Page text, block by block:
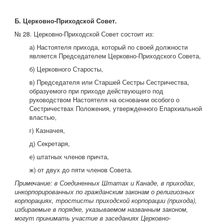
Б. Церковно-Приходской Совет.
№ 28. Церковно-Приходской Совет состоит из:
а) Настоятеля прихода, который по своей должности
является Председателем Церковно-Приходского Совета,
б) Церковного Старосты,
в) Председателя или Старшей Сестры Сестричества,
образуемого при приходе действующего под
руководством Настоятеля на основании особого о
Сестричествах Положения, утвержденного Епархиальной
властью,
г) Казначея,
д) Секретаря,
е) штатных членов причта,
ж) от двух до пяти членов Совета.
Примечание: в Соединенных Штатах и Канаде, в приходах,
инкорпорированных по гражданским законам о религиозных
корпорациях, тростисты приходской корпорации (прихода),
избираемые в порядке, указываемом названным законом,
могут принимать участие в заседаниях Церковно-